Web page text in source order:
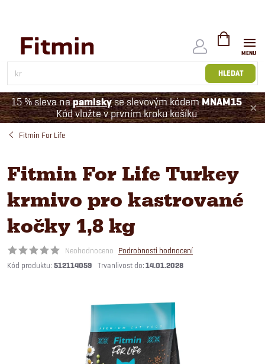
HLEDAT
NÁKUPNÍ
KOŠÍK
15 % sleva napamlskyse slevovým kódemMNAM15
Kód vložte v prvním kroku košíku
Fitmin For Life
Fitmin For Life Turkey
krmivo pro kastrované
kočky 1,8 kg
Neohodnoceno
Podrobnosti hodnocení
Kód produktu: 512114059 14.01.2028